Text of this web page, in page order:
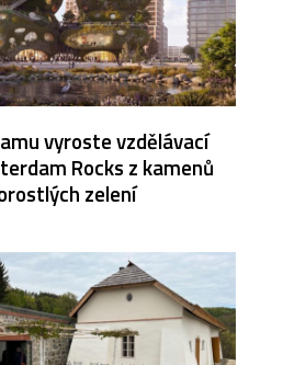
vyroste vzdělávací
Rocks z kamenů
zelení